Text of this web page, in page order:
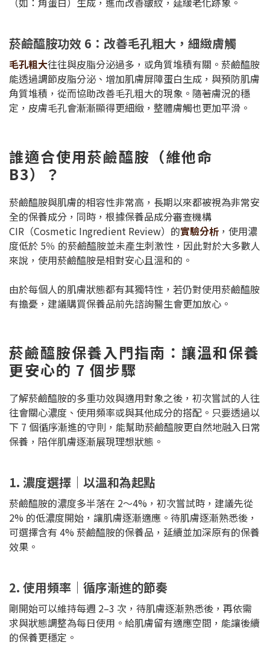
菸鹼醯胺功效 6：改善毛孔粗大，細緻膚觸
毛孔粗大往往與皮脂分泌過多，或角質堆積有關。菸鹼醯胺
能透過調節皮脂分泌、增加肌膚屏障蛋白生成，與預防肌膚
角質堆積，從而協助改善毛孔粗大的現象。隨著膚況的穩
定，皮膚毛孔會漸漸顯得更細緻，整體膚觸也更加平滑。
誰適合使用菸鹼醯胺（維他命
B3）？
菸鹼醯胺與肌膚的相容性非常高，長期以來都被視為非常安
全的保養成分，同時，根據保養品成分審查機構
CIR（Cosmetic Ingredient Review）的實驗分析 ，使用濃
度低於 5％ 的菸鹼醯胺並未產生刺激性，因此對於大多數人
來說，使用菸鹼醯胺是相對安心且溫和的。
由於每個人的肌膚狀態都有其獨特性，若仍對使用菸鹼醯胺
有擔憂，建議購買保養品前先諮詢醫生會更加放心。
菸鹼醯胺保養入門指南：讓溫和保養
更安心的 7 個步驟
了解菸鹼醯胺的多重功效與適用對象之後，初次嘗試的人往
往會關心濃度、使用頻率或與其他成分的搭配。只要透過以
下 7 個循序漸進的守則，能幫助菸鹼醯胺更自然地融入日常
保養，陪伴肌膚逐漸展現理想狀態。
1. 濃度選擇｜以溫和為起點
菸鹼醯胺的濃度多半落在 2～4%，初次嘗試時，建議先從
2% 的低濃度開始，讓肌膚逐漸適應。待肌膚逐漸熟悉後，
可選擇含有 4% 菸鹼醯胺的保養品，延續並加深原有的保養
效果。
2. 使用頻率｜循序漸進的節奏
剛開始可以維持每週 2–3 次，待肌膚逐漸熟悉後，再依需
求與狀態調整為每日使用。給肌膚留有適應空間，能讓後續
的保養更穩定。